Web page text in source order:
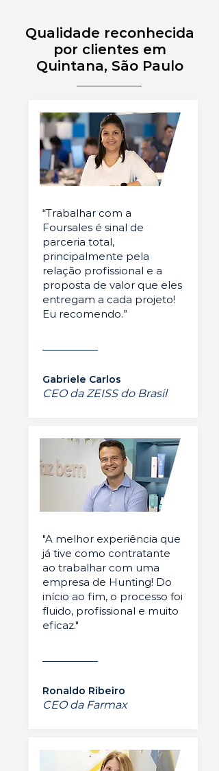
Qualidade reconhecida
por clientes em
Quintana, São Paulo
“Trabalhar com a
Foursales é sinal de
parceria total,
principalmente pela
relação profissional e a
proposta de valor que eles
entregam a cada projeto!
Eu recomendo.”
Gabriele Carlos
CEO da ZEISS do Brasil
"A melhor experiência que
já tive como contratante
ao trabalhar com uma
empresa de Hunting! Do
início ao fim, o processo foi
fluido, profissional e muito
eficaz."
Ronaldo Ribeiro
CEO da Farmax